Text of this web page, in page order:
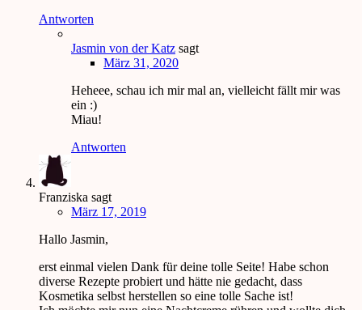
Antworten
Jasmin von der Katz sagt
März 31, 2020
Heheee, schau ich mir mal an, vielleicht fällt mir was
ein :)
Miau!
Antworten
Franziska sagt
März 17, 2019
Hallo Jasmin,
erst einmal vielen Dank für deine tolle Seite! Habe schon
diverse Rezepte probiert und hätte nie gedacht, dass
Kosmetika selbst herstellen so eine tolle Sache ist!